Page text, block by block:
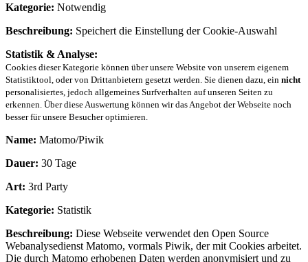
Kategorie: Notwendig
Beschreibung: Speichert die Einstellung der Cookie-Auswahl
Statistik & Analyse:
Cookies dieser Kategorie können über unsere Website von unserem eigenem
Statistiktool, oder von Drittanbietern gesetzt werden. Sie dienen dazu, ein nicht
personalisiertes, jedoch allgemeines Surfverhalten auf unseren Seiten zu
erkennen. Über diese Auswertung können wir das Angebot der Webseite noch
besser für unsere Besucher optimieren.
Name: Matomo/Piwik
Dauer: 30 Tage
Art: 3rd Party
Kategorie: Statistik
Beschreibung: Diese Webseite verwendet den Open Source
Webanalysedienst Matomo, vormals Piwik, der mit Cookies arbeitet.
Die durch Matomo erhobenen Daten werden anonymisiert und zu